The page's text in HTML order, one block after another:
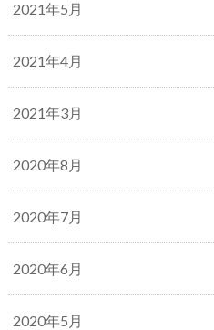
2021年5月
2021年4月
2021年3月
2020年8月
2020年7月
2020年6月
2020年5月